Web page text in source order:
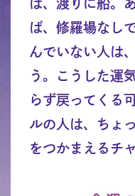
は、渡りに船。
ば、修羅場なし
んでいない人は
う。こうした運
らず戻ってくる
ルの人は、ちょ
をつかまえるチ